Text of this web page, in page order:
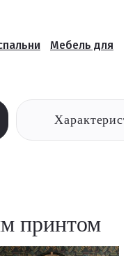
Мебель для
принтом